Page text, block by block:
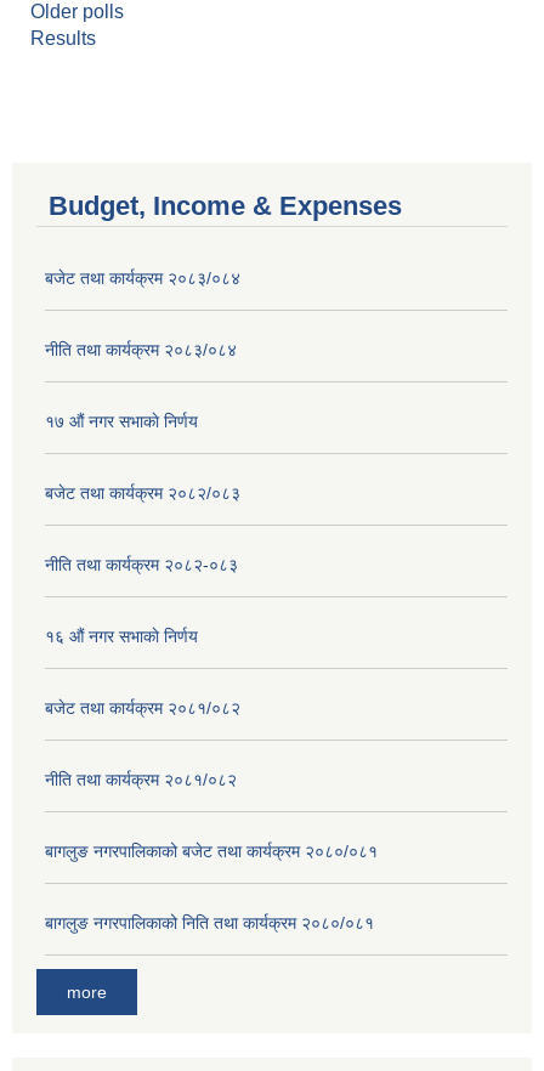
Older polls
Results
Budget, Income & Expenses
बजेट तथा कार्यक्रम २०८३/०८४
नीति तथा कार्यक्रम २०८३/०८४
१७ ‌‍औं नगर सभाकाे निर्णय
बजेट तथा कार्यक्रम २०८२/०८३
नीति तथा कार्यक्रम २०८२-०८३
१६ ‌औं नगर सभाकाे निर्णय
बजेट तथा कार्यक्रम २०८१/०८२
नीति तथा कार्यक्रम २०८१/०८२
बागलुङ नगरपालिकाको बजेट तथा कार्यक्रम २०८०/०८१
बागलुङ नगरपालिकाको निति तथा कार्यक्रम २०८०/०८१
more